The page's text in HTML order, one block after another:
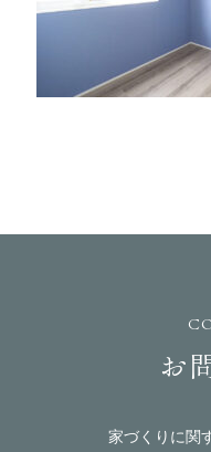
お
家づくりに関